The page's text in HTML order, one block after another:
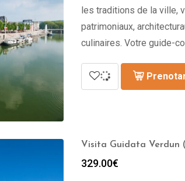
les traditions de la ville,
patrimoniaux,
culinaires. Votre guide-
Visita Guidata Verdun
329.00€